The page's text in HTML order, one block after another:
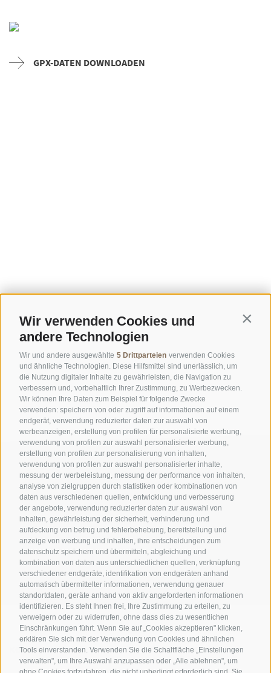
Wir verwenden Cookies und
andere Technologien
Wir und andere ausgewählte 5 Drittparteien verwenden Cookies
und ähnliche Technologien. Diese Hilfsmittel sind unerlässlich, um
die Nutzung digitaler Inhalte zu gewährleisten, die Navigation zu
verbessern und, vorbehaltlich Ihrer Zustimmung, zu Werbezwecken.
Wir können Ihre Daten zum Beispiel für folgende Zwecke
verwenden: speichern von oder zugriff auf informationen auf einem
endgerät, verwendung reduzierter daten zur auswahl von
werbeanzeigen, erstellung von profilen für personalisierte werbung,
verwendung von profilen zur auswahl personalisierter werbung,
erstellung von profilen zur personalisierung von inhalten,
verwendung von profilen zur auswahl personalisierter inhalte,
messung der werbeleistung, messung der performance von inhalten,
analyse von zielgruppen durch statistiken oder kombinationen von
daten aus verschiedenen quellen, entwicklung und verbesserung
der angebote, verwendung reduzierter daten zur auswahl von
inhalten, gewährleistung der sicherheit, verhinderung und
aufdeckung von betrug und fehlerbehebung, bereitstellung und
anzeige von werbung und inhalten, ihre entscheidungen zum
datenschutz speichern und übermitteln, abgleichung und
kombination von daten aus unterschiedlichen quellen, verknüpfung
verschiedener endgeräte, identifikation von endgeräten anhand
automatisch übermittelter informationen, verwendung genauer
standortdaten, geräte anhand von aktiv angeforderten informationen
identifizieren. Es steht Ihnen frei, Ihre Zustimmung zu erteilen, zu
verweigern oder zu widerrufen, ohne dass dies zu wesentlichen
Einschränkungen führt. Wenn Sie auf „Cookies akzeptieren" klicken,
erklären Sie sich mit der Verwendung von Cookies und ähnlichen
Tools einverstanden. Verwenden Sie die Schaltfläche „Einstellungen
verwalten", um Ihre Auswahl anzupassen oder „Alle ablehnen", um
GPX-DATEN DOWNLOADEN
AMT FÜR DEN NATIONALPARK STILFSERJOCH
SOCIAL-MEDIA-RICHTLINIEN | IMPRESSUM | SITEMAP | COOKIE-RICHTLINIE
PRIVACY | Cookie Präferenzen
KONTAKTE BESUCHERZENTREN